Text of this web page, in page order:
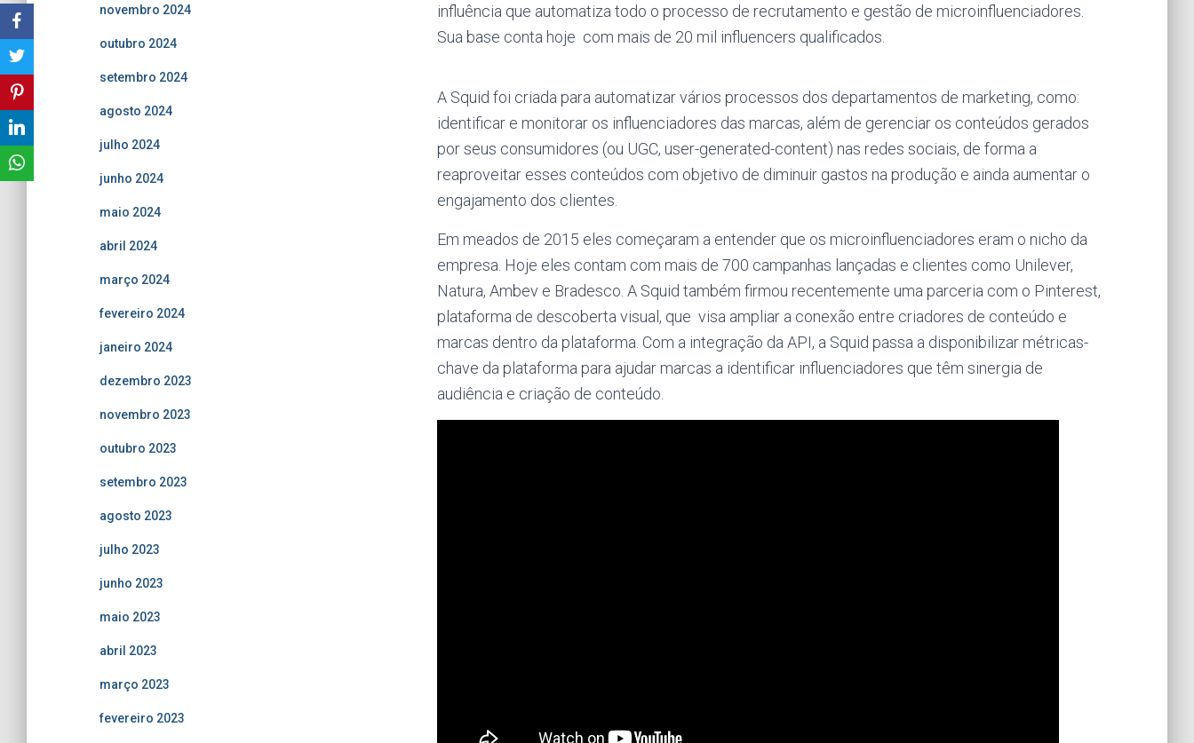
novembro 2024
outubro 2024
setembro 2024
agosto 2024
julho 2024
junho 2024
maio 2024
abril 2024
março 2024
fevereiro 2024
janeiro 2024
dezembro 2023
novembro 2023
outubro 2023
setembro 2023
agosto 2023
julho 2023
junho 2023
maio 2023
abril 2023
março 2023
fevereiro 2023
influência que automatiza todo o processo de recrutamento e gestão de microinfluenciadores.
Sua base conta hoje com mais de 20 mil influencers qualificados.
A Squid foi criada para automatizar vários processos dos departamentos de marketing, como:
identificar e monitorar os influenciadores das marcas, além de gerenciar os conteúdos gerados
por seus consumidores (ou UGC, user-generated-content) nas redes sociais, de forma a
reaproveitar esses conteúdos com objetivo de diminuir gastos na produção e ainda aumentar o
engajamento dos clientes.
Em meados de 2015 eles começaram a entender que os microinfluenciadores eram o nicho da
empresa. Hoje eles contam com mais de 700 campanhas lançadas e clientes como Unilever,
Natura, Ambev e Bradesco. A Squid também firmou recentemente uma parceria com o Pinterest,
plataforma de descoberta visual, que visa ampliar a conexão entre criadores de conteúdo e
marcas dentro da plataforma. Com a integração da API, a Squid passa a disponibilizar métricas-
chave da plataforma para ajudar marcas a identificar influenciadores que têm sinergia de
audiência e criação de conteúdo.